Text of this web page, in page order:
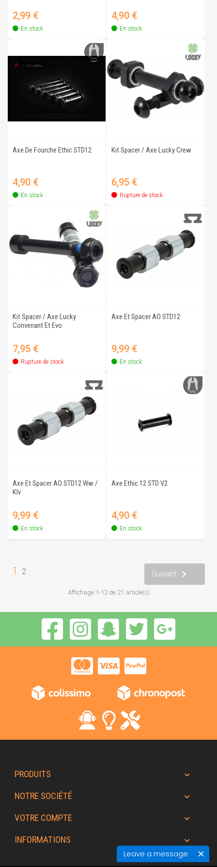
Leave a message
Prix
2,99 €
En stock
Prix
4,90 €
En stock
Axe De Fourche Ethic STD12
Prix
4,90 €
En stock
Kit Spacer / Axe Lucky Crew
Prix
6,95 €
Rupture de stock
Kit Spacer / Axe Lucky
Convenant Et Evo
Prix
7,95 €
Rupture de stock
Axe Et Spacer AO STD12
Prix
9,99 €
En stock
Axe Et Spacer AO STD12 Ww /
Klv
Prix
9,99 €
En stock
Axe Ethic 12 STD V2
Prix
4,90 €
En stock
Affichage 1-12 de 21 article(s)
1 2 Suivant
PRODUITS
NOTRE SOCIÉTÉ
VOTRE COMPTE
INFORMATIONS